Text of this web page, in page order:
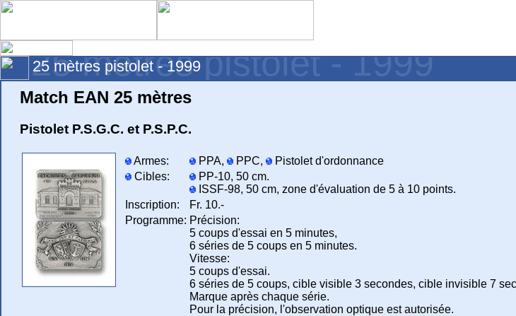
25 mètres pistolet - 1999
25 mètres pistolet - 1999
Match EAN 25 mètres
Pistolet P.S.G.C. et P.S.P.C.
Armes: PPA, PPC,
Pistolet d'ordonnance
Cibles:
PP-10, 50 cm.
ISSF-98, 50 cm, zone d'évaluation de 5 à 10 points.
Inscription:
Fr. 10.-
Programme: Précision:
5 coups d'essai en 5 minutes,
6 séries de 5 coups en 5 minutes.
Vitesse:
5 coups d'essai.
6 séries de 5 coups, cible visible 3 secondes, cible invisible 7
Marque après chaque série.
Pour la précision, l'observation optique est autorisée.